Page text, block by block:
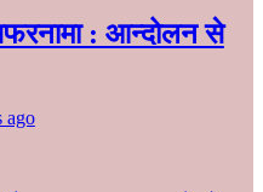
: आन्दोलन से
ago